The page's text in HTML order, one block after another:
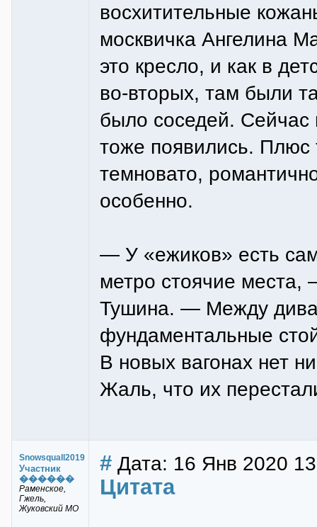
восхитительные
москвичка Ангелина
это кресло, и как в
во-вторых, там были
было соседей. Сейчас
тоже появились.
темновато,
особенно.
— У «ежиков» есть
метро стоячие места,
Тушина. — Между
фундаментальные
В новых вагонах нет
Жаль, что их
Snowsquall2019
Участник
������
Раменское,
Гжель,
Жуковский МО
# Дата: 16 Янв 2020
Цитата